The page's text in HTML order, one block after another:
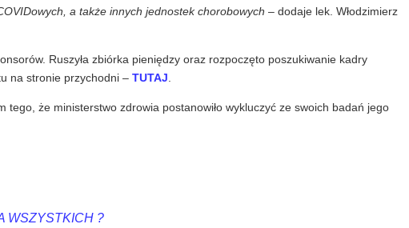
a także innych jednostek chorobowych – dodaje lek. Włodzimierz
Ruszyła zbiórka pieniędzy oraz rozpoczęto poszukiwanie kadry
na stronie przychodni – TUTAJ
że ministerstwo zdrowia postanowiło wykluczyć ze swoich badań jego
WSZYSTKICH ?